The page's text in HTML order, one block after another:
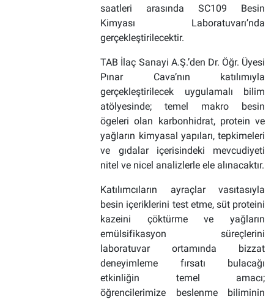
saatleri arasında SC109 Besin
Kimyası Laboratuvarı’nda
gerçekleştirilecektir.
TAB İlaç Sanayi A.Ş.’den Dr. Öğr. Üyesi
Pınar Cava’nın katılımıyla
gerçekleştirilecek uygulamalı bilim
atölyesinde; temel makro besin
ögeleri olan karbonhidrat, protein ve
yağların kimyasal yapıları, tepkimeleri
ve gıdalar içerisindeki mevcudiyeti
nitel ve nicel analizlerle ele alınacaktır.
Katılımcıların ayraçlar vasıtasıyla
besin içeriklerini test etme, süt proteini
kazeini çöktürme ve yağların
emülsifikasyon süreçlerini
laboratuvar ortamında bizzat
deneyimleme fırsatı bulacağı
etkinliğin temel amacı;
öğrencilerimize beslenme biliminin